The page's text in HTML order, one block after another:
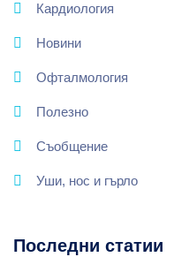
Кардиология
Новини
Офталмология
Полезно
Съобщение
Уши, нос и гърло
Последни статии